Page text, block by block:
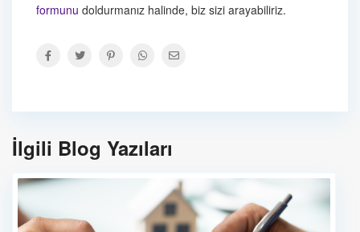
formunu doldurmanız halinde, biz sizi arayabiliriz.
İlgili Blog Yazıları